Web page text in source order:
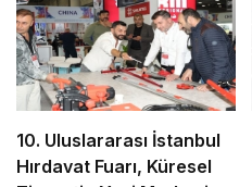
10. Uluslararası İstanbul
Hırdavat Fuarı, Küresel